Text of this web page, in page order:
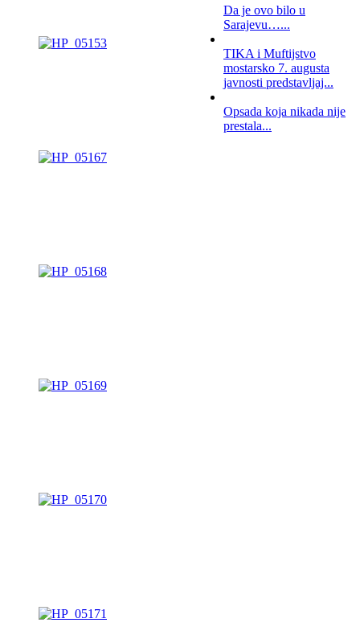
Da je ovo bilo u
Sarajevu…...
TIKA i Muftijstvo
mostarsko 7. augusta
javnosti predstavljaj...
Opsada koja nikada nije
prestala...